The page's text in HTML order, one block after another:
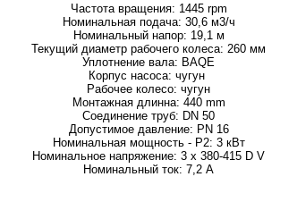
Частота вращения: 1445 rpm
Номинальная подача: 30,6 м3/ч
Номинальный напор: 19,1 м
Текущий диаметр рабочего колеса: 260 мм
Уплотнение вала: BAQE
Корпус насоса: чугун
Рабочее колесо: чугун
Монтажная длинна: 440 mm
Соединение труб: DN 50
Допустимое давление: PN 16
Номинальная мощность - P2: 3 кВт
Номинальное напряжение: 3 x 380-415 D V
Номинальный ток: 7,2 А